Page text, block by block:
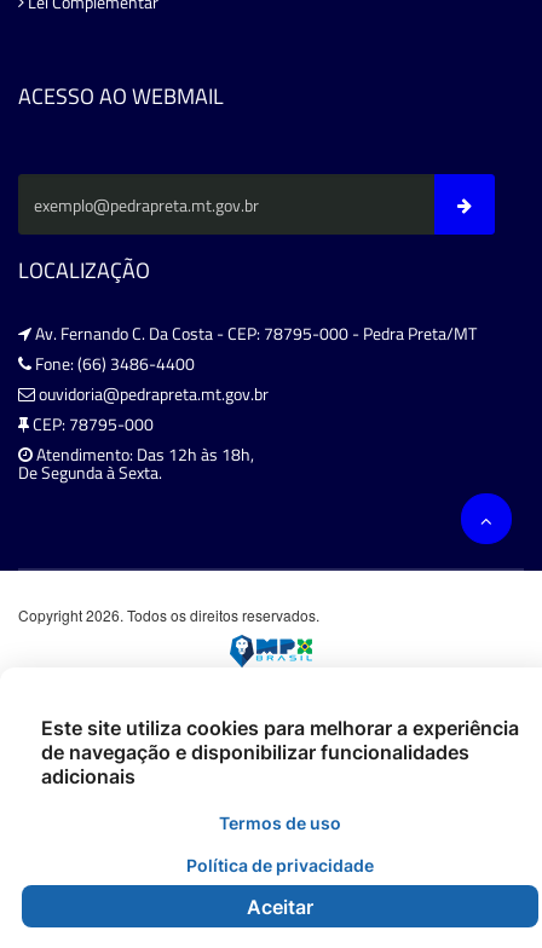
ACESSO AO WEBMAIL
LOCALIZAÇÃO
Av. Fernando C. Da Costa - CEP: 78795-000 - Pedra Preta/MT
Fone: (66) 3486-4400
ouvidoria@pedrapreta.mt.gov.br
CEP: 78795-000
Atendimento: Das 12h às 18h,
De Segunda à Sexta.
Copyright 2026. Todos os direitos reservados.
Este site utiliza cookies para melhorar a experiência
de navegação e disponibilizar funcionalidades
adicionais
Termos de uso
Política de privacidade
Aceitar